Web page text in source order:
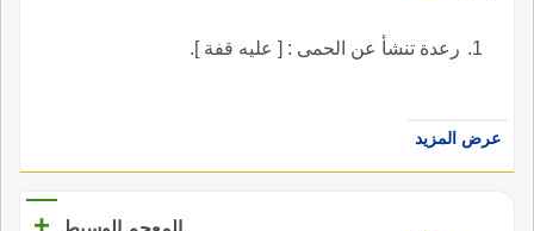
رعدة تنشأ عن الحمى : [ عليه قفة ].
عرض المزيد
+